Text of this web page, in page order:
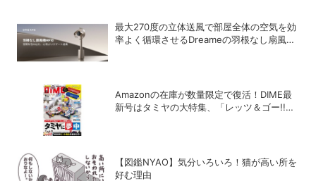
最大270度の立体送風で部屋全体の空気を効
率よく循環させるDreameの羽根なし扇風機
Amazonの在庫が数量限定で復活！DIME最
新号はタミヤの大特集、「レッツ＆ゴー!!」
【図鑑NYAO】気分いろいろ！猫が高い所を
好む理由